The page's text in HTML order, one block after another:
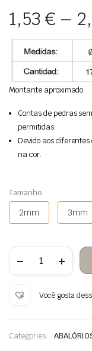
1,53€ –
Montante aproximado
Contas de pedras
permitidas.
Devido aos
na cor.
Tamanho
2mm 3mm
Quantidade
pedra
facetada
quartzo
rosa
Você gosta
Categories: